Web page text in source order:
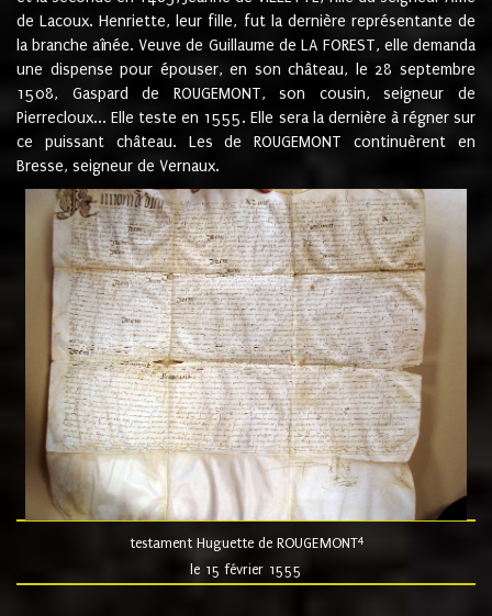
de Lacoux. Henriette, leur fille, fut la dernière représentante de
la branche aînée. Veuve de Guillaume de LA FOREST, elle demanda
une dispense pour épouser, en son château, le 28 septembre
1508, Gaspard de ROUGEMONT, son cousin, seigneur de
Pierrecloux... Elle teste en 1555. Elle sera la dernière à régner sur
ce puissant château. Les de ROUGEMONT continuèrent en
Bresse, seigneur de Vernaux.
testament Huguette de ROUGEMONT4
le 15 février 1555